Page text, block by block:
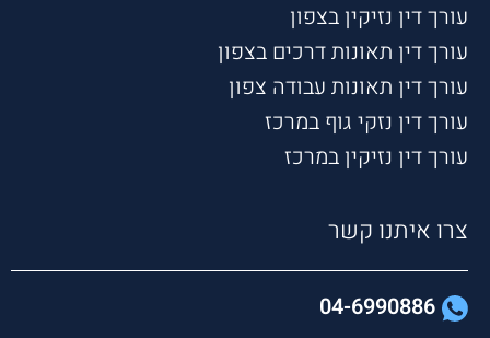
עורך דין נזיקין בצפון
עורך דין תאונות דרכים בצפון
עורך דין תאונות עבודה צפון
עורך דין נזקי גוף במרכז
עורך דין נזיקין במרכז
צרו איתנו קשר
04-6990886